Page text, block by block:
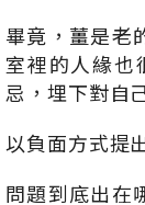
畢竟，薑是老
室裡的人緣也
忌，埋下對自
以負面方式提
問題到底出在